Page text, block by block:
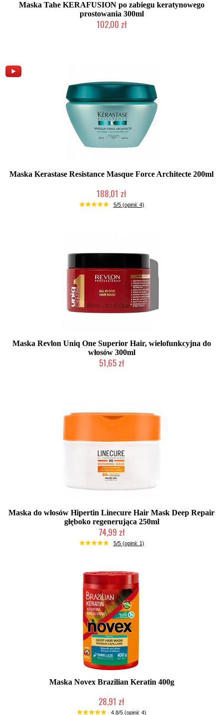
Maska Tahe KERAFUSION po zabiegu keratynowego
prostowania 300ml
102,00 zł
Maska Kerastase Resistance Masque Force Architecte 200ml
188,01 zł
Mała ilość (wysyłka w 24h)
5/5 (opinii: 4)
Maska Revlon Uniq One Superior Hair, wielofunkcyjna do
włosów 300ml
51,65 zł
Maska do włosów Hipertin Linecure Hair Mask Deep Repair
głęboko regenerująca 250ml
74,99 zł
Duża ilość (wysyłka w 24h)
5/5 (opinii: 1)
Maska Novex Brazilian Keratin 400g
28,91 zł
Duża ilość (wysyłka w 24h)
4.8/5 (opinii: 4)